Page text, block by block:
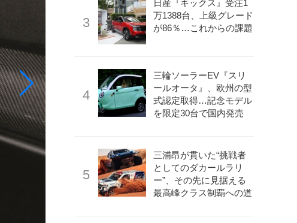
日産『キックス』受注1
万1388台、上級グレード
が86％…これからの課題
三輪ソーラーEV『スリ
ールオータ』、欧州の型
式認定取得…記念モデル
を限定30台で国内発売
三浦昂が貫いた“挑戦者
としてのダカールラリ
ー”、その先に見据える
最高峰クラス制覇への道